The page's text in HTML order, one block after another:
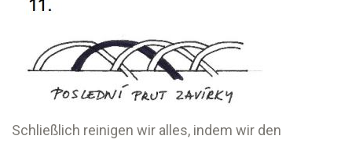
Schließlich reinigen wir alles, indem wir den